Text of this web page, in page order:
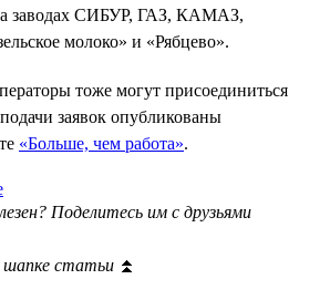
заводах СИБУР, ГАЗ, КАМАЗ,
молоко» и «Рябцево».
тоже могут присоединиться
заявок опубликованы
«Больше, чем работа».
Поделитесь им с друзьями
статьи ⏫